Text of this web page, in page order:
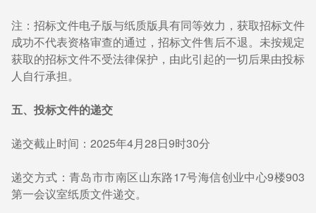
注：招标文件电子版与纸质版具有同等效力，获取招标文件
成功不代表资格审查的通过，招标文件售后不退。未按规定
获取的招标文件不受法律保护，由此引起的一切后果由投标
人自行承担。
五、投标文件的递交
递交截止时间：2025年4月28日9时30分
递交方式：青岛市市南区山东路17号海信创业中心9楼903
第一会议室纸质文件递交。